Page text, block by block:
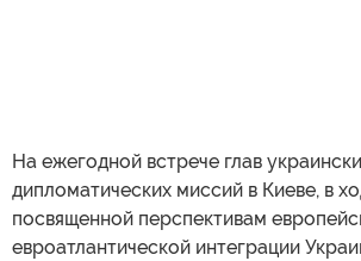
На ежегодной встрече глав
дипломатических миссий в Киеве, в
посвященной перспективам
евроатлантической интеграции